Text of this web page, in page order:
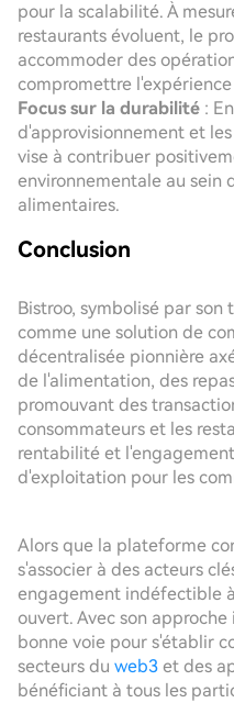
pour la scalabilité. À
restaurants évoluent, le
accommoder des
compromettre
Focus sur la durabilité :
d'approvisionnement et
vise à contribuer
environnementale au sein
alimentaires.
Conclusion
Bistroo, symbolisé par son
comme une solution de
décentralisée pionnière
de l'alimentation, des
promouvant des
consommateurs et les
rentabilité et
d'exploitation pour les
Alors que la plateforme
s'associer à des acteurs
engagement indéfectible
ouvert. Avec son
bonne voie pour s'établir
secteurs du web3 et des
bénéficiant à tous les